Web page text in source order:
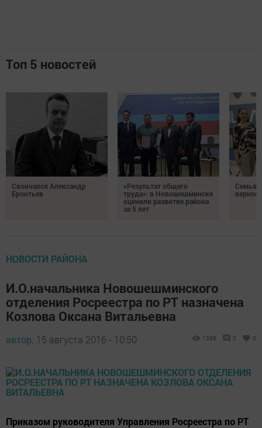
Топ 5 новостей
Скончался Александр
Еронтьев
«Результат общего
труда»: в Новошешминске
оценили развитие района
за 5 лет
Семья
НОВОСТИ РАЙОНА
И.О.начальника Новошешминского
отделения Росреестра по РТ назначена
Козлова Оксана Витальевна
автор, 15 августа 2016 - 10:50 1388 0 0
Приказом руководителя Управления Росреестра по РТ